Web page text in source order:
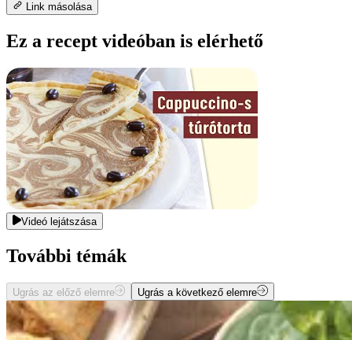
Link másolása
Ez a recept videóban is elérhető
Videó lejátszása
További témák
Ugrás az előző elemre Ugrás a következő elemre